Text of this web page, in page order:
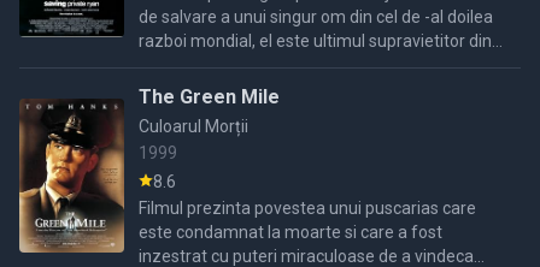
de salvare a unui singur om din cel de -al doilea
razboi mondial, el este ultimul supravietitor din
cei patru frati plecati in razboi.Razboiul este ...
The Green Mile
Culoarul Morții
1999
8.6
Filmul prezinta povestea unui puscarias care
este condamnat la moarte si care a fost
inzestrat cu puteri miraculoase de a vindeca...